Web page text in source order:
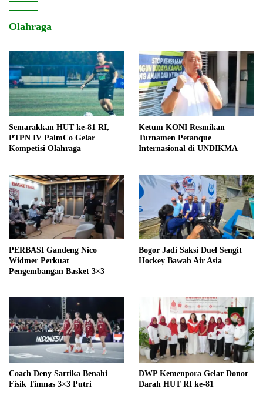
Olahraga
Semarakkan HUT ke-81 RI,
PTPN IV PalmCo Gelar
Kompetisi Olahraga
Ketum KONI Resmikan
Turnamen Petanque
Internasional di UNDIKMA
PERBASI Gandeng Nico
Widmer Perkuat
Pengembangan Basket 3×3
Bogor Jadi Saksi Duel Sengit
Hockey Bawah Air Asia
Coach Deny Sartika Benahi
Fisik Timnas 3×3 Putri
DWP Kemenpora Gelar Donor
Darah HUT RI ke-81